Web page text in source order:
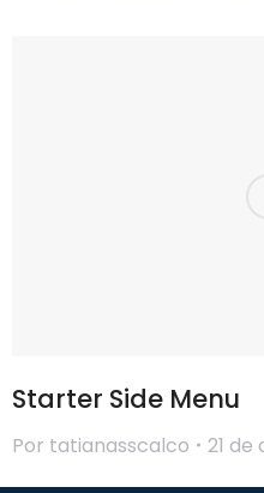
Starter Side Menu
Por tatianasscalco 21 de